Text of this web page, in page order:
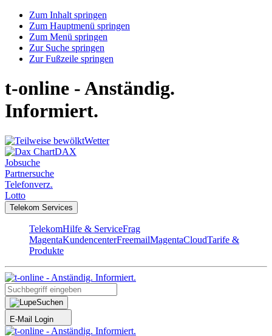
Zum Inhalt springen
Zum Hauptmenü springen
Zum Menü springen
Zur Suche springen
Zur Fußzeile springen
t-online - Anständig.
Informiert.
Wetter
DAX
Jobsuche
Partnersuche
Telefonverz.
Lotto
Telekom Services
TelekomHilfe & ServiceFrag
MagentaKundencenterFreemailMagentaCloudTarife &
Produkte
Suchen
E-Mail Login